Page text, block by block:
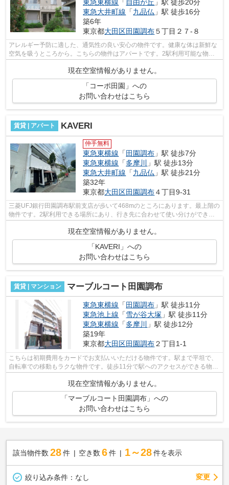
東急東横線 「 自由が丘 」駅 徒歩20分
東急大井町線 「九品仏 」駅 徒歩16分
築6年
東京都大田区田園調布５丁目２７-８
アレルギー予防に適した、通気性の良い安心の物件です。健康な体は新鮮な
空気を吸うところから。こちらの物件はアパートです。2駅利用可能な物件
現在空室情報がありません。
「コーポ田園」への
お問い合わせはこちら
賃貸 | アパート KAVERI
仲手無料
東急東横線 「 田園調布 」駅 徒歩7分
東急東横線 「多摩川
」駅 徒歩13分
東急大井町線 「九品仏 」駅 徒歩21分
築32年
東京都大田区田園調布４丁目9‐31
三菱UFJ銀行田園調布駅前支店が歩いて468mのところにあります。最上階の
物件です。2駅利用できる場所にあり、行き先に合わせて使い分けができま
す。1フロア2住戸なので、風通しも良く...
現在空室情報がありません。
「KAVERI」への
お問い合わせはこちら
賃貸 | マンション マーブルコート田園調布
東急東横線 「 田園調布 」駅 徒歩11分
東急池上線 「雪が谷大塚 」駅 徒歩11分
東急東横線 「多摩川
」駅 徒歩12分
築19年
東京都大田区田園調布２丁目1-1
こちらは初期費用をカードでお支払いいただける物件です。駅まで平坦で、
自転車での移動もラクな物件です。徒歩11分で駅へのアクセスができる物件
です。こちらの物件はマンションです...
現在空室情報がありません。
「マーブルコート田園調布」への
お問い合わせはこちら
該当物件数 28件 空き数 6 件 1～28 件を表示
絞り込み条件： なし 変更